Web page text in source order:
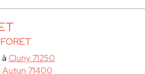
Cluny 71250
Autun 71400